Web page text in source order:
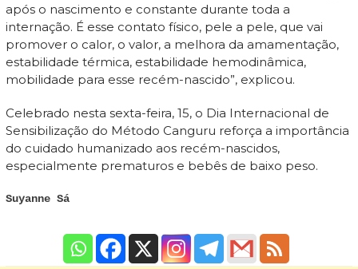
após o nascimento e constante durante toda a
internação. É esse contato físico, pele a pele, que vai
promover o calor, o valor, a melhora da amamentação,
estabilidade térmica, estabilidade hemodinâmica,
mobilidade para esse recém-nascido”, explicou.
Celebrado nesta sexta-feira, 15, o Dia Internacional de
Sensibilização do Método Canguru reforça a importância
do cuidado humanizado aos recém-nascidos,
especialmente prematuros e bebês de baixo peso.
Suyanne Sá